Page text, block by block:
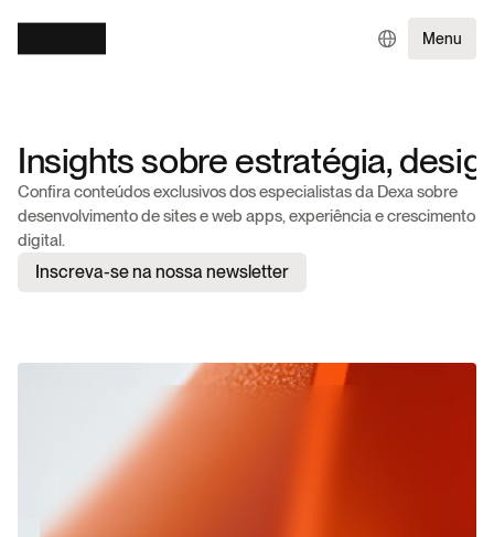
Menu
Insights sobre estratégia,
Confira conteúdos exclusivos dos especialistas da Dexa sobre
desenvolvimento de sites e web apps, experiência e crescimento
digital.
Inscreva-se na nossa newsletter
Como o Digital Growth integra
branding e performance para
gerar crescimento real